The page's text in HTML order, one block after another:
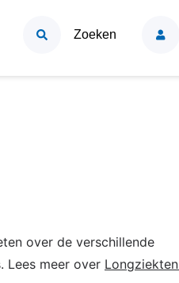
Zoeken
over de verschillende
Lees meer over Longziekten |